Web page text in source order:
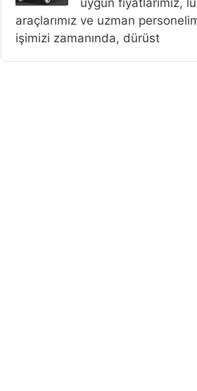
araçlarımız ve uzman
işimizi zamanında, dürüst